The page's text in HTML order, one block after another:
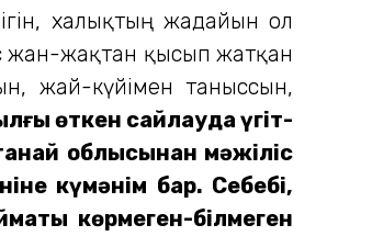
халықтың жағдайын ол
жан-жақтан қысып жатқан
жай-күйімен таныссын,
өткен сайлауда үгіт-
облысынан мәжіліс
күмәнім бар. Себебі,
көрмеген-білмеген